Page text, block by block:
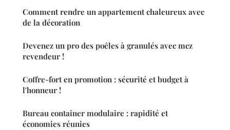
Comment rendre un appartement chaleureux avec
de la décoration
Devenez un pro des poêles à granulés avec mcz
revendeur !
Coffre-fort en promotion : sécurité et budget à
l'honneur !
Bureau container modulaire : rapidité et
économies réunies